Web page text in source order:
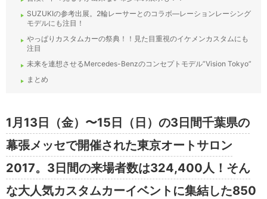
SUZUKIの参考出展。2輪レーサーとのコラボ―レーションレーシング
モデルにも注目！
やっぱりカスタムカーの祭典！！見た目重視のイケメンカスタムにも
注目
未来を連想させるMercedes-Benzのコンセプトモデル”Vision Tokyo”
まとめ
1月13日（金）〜15日（日）の3日間千葉県の
幕張メッセで開催された東京オートサロン
2017。3日間の来場者数は324,400人！そん
な大人気カスタムカーイベントに集結した850